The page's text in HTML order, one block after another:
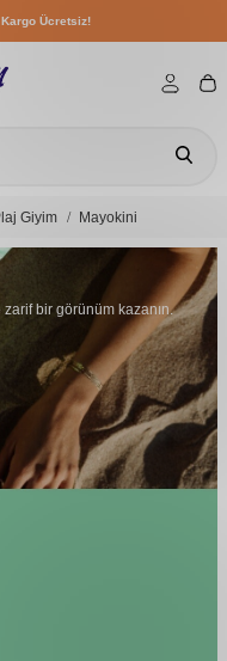
Kargo Ücretsiz!
Giyim Mayokini
bir görünüm kazanın.